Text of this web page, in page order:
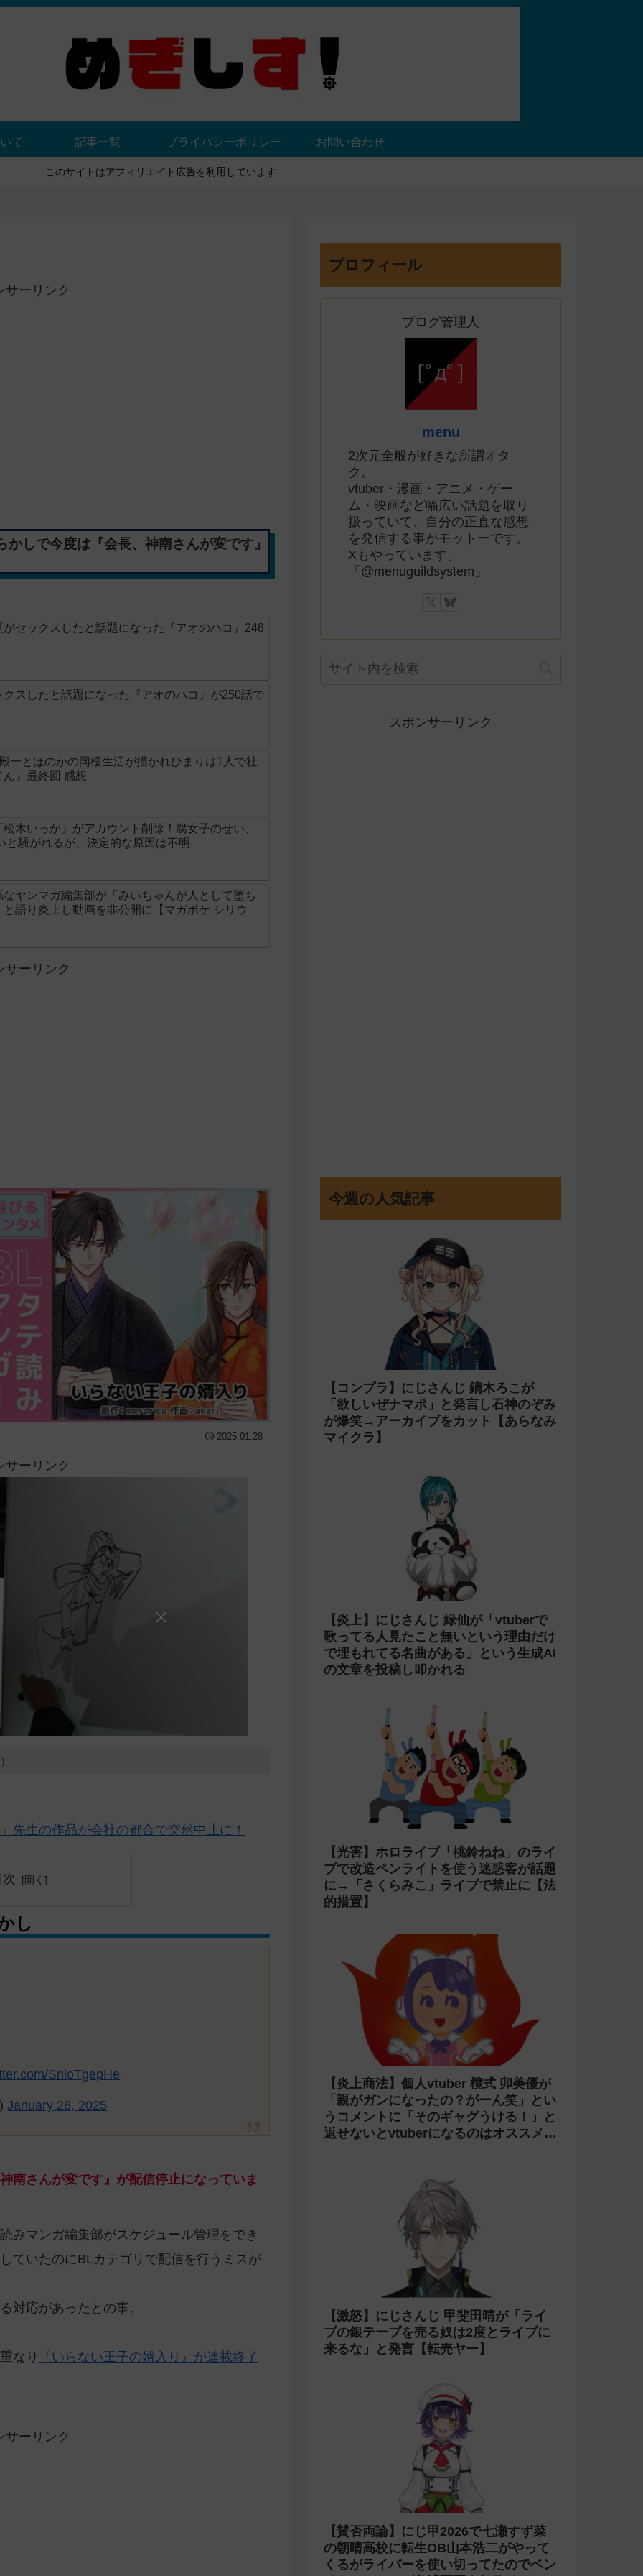
て 記事一覧 プライバシーポリシー お問い合わせ
このサイトはアフィリエイト広告を利用しています
サーリンク
しで今度は『会長、神南さんが変です』
セックスしたと話題になった『アオのハコ』248
スしたと話題になった『アオのハコ』が250話で
一とほのかの同棲生活が描かれひまりは1人で社
』最終回 感想
木いっか」がアカウント削除！腐女子のせい、
と騒がれるが、決定的な原因は不明
ヤンマガ編集部が「みいちゃんが人として堕ち
語り炎上し動画を非公開に【マガポケ シリウ
サーリンク
2025.01.28
サーリンク
先生の作品が会社の都合で突然中止に！
し
SnioTgepHe
January 28, 2025
南さんが変です』が配信停止になっていま
みマンガ編集部がスケジュール管理をでき
ていたのにBLカテゴリで配信を行うミスが
対応があったとの事。
なり 『いらない王子の婿入り』が連載終了
サーリンク
プロフィール
ブログ管理人
menu
2次元全般が好きな所謂オタ
ク。
vtuber・漫画・アニメ・ゲー
ム・映画など幅広い話題を取り
扱っていて、自分の正直な感想
を発信する事がモットーです。
Xもやっています。
「@menuguildsystem」
スポンサーリンク
今週の人気記事
【コンプラ】にじさんじ 鏑木ろこが
「欲しいぜナマポ」と発言し石神のぞみ
が爆笑→アーカイブをカット【あらなみ
マイクラ】
【炎上】にじさんじ 緑仙が「vtuberで
歌ってる人見たこと無いという理由だけ
で埋もれてる名曲がある」という生成AI
の文章を投稿し叩かれる
【光害】ホロライブ「桃鈴ねね」のライ
ブで改造ペンライトを使う迷惑客が話題
に→「さくらみこ」ライブで禁止に【法
的措置】
【炎上商法】個人vtuber 欖式 卯美優が
「親がガンになったの？がーん笑」とい
うコメントに「そのギャグうける！」と
返せないとvtuberになるのはオススメし
【激怒】にじさんじ 甲斐田晴が「ライ
ブの銀テープを売る奴は2度とライブに
来るな」と発言【転売ヤー】
【賛否両論】にじ甲2026で七瀬すず菜
の朝晴高校に転生OB山本浩二がやって
くるがライバーを使い切ってたのでベン